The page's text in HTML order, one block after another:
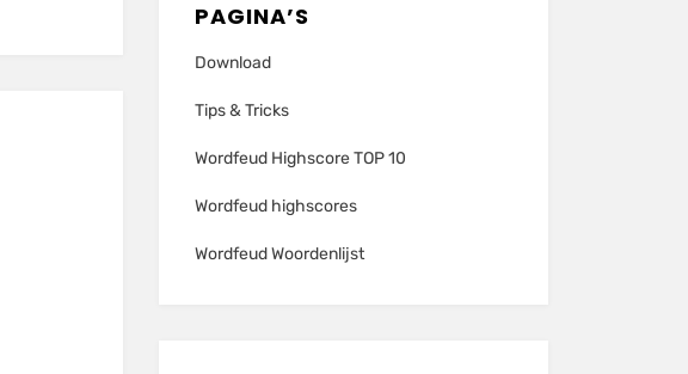
PAGINA’S
Download
Tips & Tricks
Wordfeud Highscore TOP 10
Wordfeud highscores
Wordfeud Woordenlijst